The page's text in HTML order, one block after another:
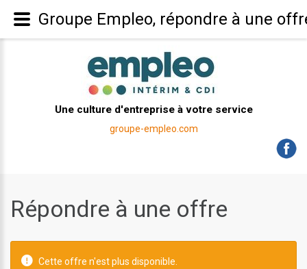
Une culture d'entreprise à votre service
groupe-empleo.com
Répondre à une offre
Cette offre n'est plus disponible.
Groupe Empleo, répondre à une